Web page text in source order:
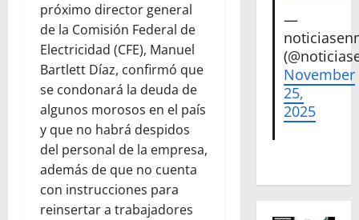
próximo director general
de la Comisión Federal de
Electricidad (CFE), Manuel
Bartlett Díaz, confirmó que
se condonará la deuda de
algunos morosos en el país
y que no habrá despidos
del personal de la empresa,
además de que no cuenta
con instrucciones para
reinsertar a trabajadores
—
November
25,
2025